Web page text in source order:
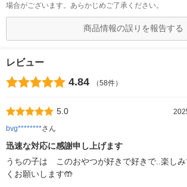
場合がございます。あらかじめご了承ください。
商品情報の誤りを報告する
レビュー
4.84 （58件）
5.0
bvg********さん
迅速な対応に感謝申し上げます
うちの子は このおやつが好きで好きで..楽しみ
くお願いします🤲